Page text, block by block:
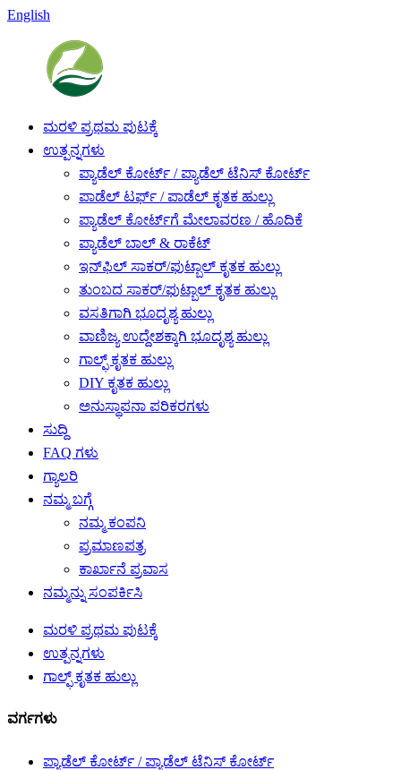
English
ಮರಳಿ ಪ್ರಥಮ ಪುಟಕ್ಕೆ
ಉತ್ಪನ್ನಗಳು
ಪ್ಯಾಡೆಲ್ ಕೋರ್ಟ್ / ಪ್ಯಾಡೆಲ್ ಟೆನಿಸ್ ಕೋರ್ಟ್
ಪಾಡೆಲ್ ಟರ್ಫ್ / ಪಾಡೆಲ್ ಕೃತಕ ಹುಲ್ಲು
ಪ್ಯಾಡೆಲ್ ಕೋರ್ಟ್‌ಗೆ ಮೇಲಾವರಣ / ಹೊದಿಕೆ
ಪ್ಯಾಡೆಲ್ ಬಾಲ್ & ರಾಕೆಟ್
ಇನ್‌ಫಿಲ್ ಸಾಕರ್/ಫುಟ್ಬಾಲ್ ಕೃತಕ ಹುಲ್ಲು
ತುಂಬದ ಸಾಕರ್/ಫುಟ್ಬಾಲ್ ಕೃತಕ ಹುಲ್ಲು
ವಸತಿಗಾಗಿ ಭೂದೃಶ್ಯ ಹುಲ್ಲು
ವಾಣಿಜ್ಯ ಉದ್ದೇಶಕ್ಕಾಗಿ ಭೂದೃಶ್ಯ ಹುಲ್ಲು
ಗಾಲ್ಫ್ ಕೃತಕ ಹುಲ್ಲು
DIY ಕೃತಕ ಹುಲ್ಲು
ಅನುಸ್ಥಾಪನಾ ಪರಿಕರಗಳು
ಸುದ್ದಿ
FAQ ಗಳು
ಗ್ಯಾಲರಿ
ನಮ್ಮ ಬಗ್ಗೆ
ನಮ್ಮ ಕಂಪನಿ
ಪ್ರಮಾಣಪತ್ರ
ಕಾರ್ಖಾನೆ ಪ್ರವಾಸ
ನಮ್ಮನ್ನು ಸಂಪರ್ಕಿಸಿ
ಮರಳಿ ಪ್ರಥಮ ಪುಟಕ್ಕೆ
ಉತ್ಪನ್ನಗಳು
ಗಾಲ್ಫ್ ಕೃತಕ ಹುಲ್ಲು
ವರ್ಗಗಳು
ಪ್ಯಾಡೆಲ್ ಕೋರ್ಟ್ / ಪ್ಯಾಡೆಲ್ ಟೆನಿಸ್ ಕೋರ್ಟ್